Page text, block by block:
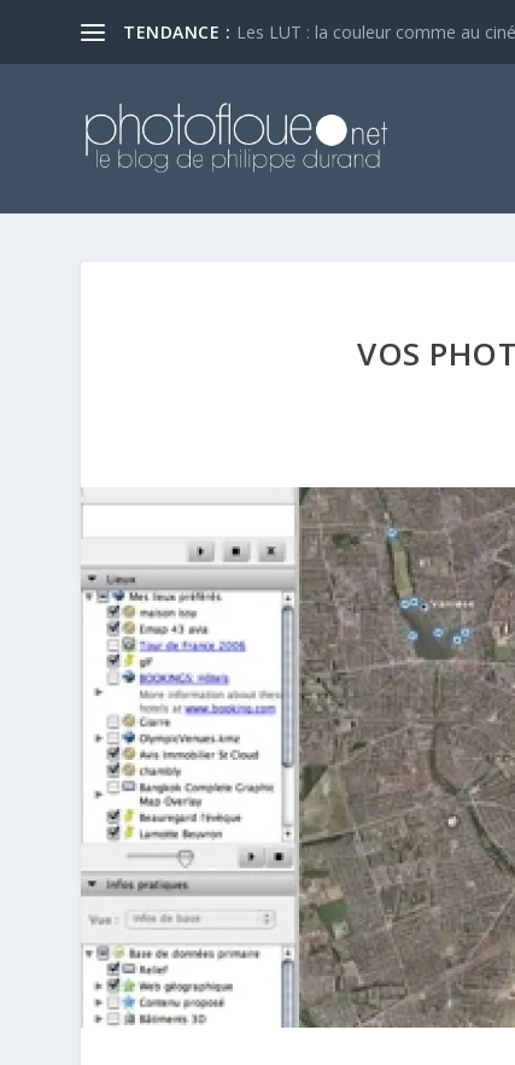
TENDANCE : Les LUT : la couleur comme au
VOS